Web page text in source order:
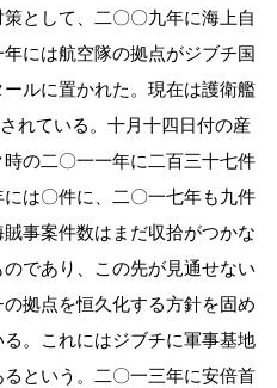
として、二〇〇九年に海上自
には航空隊の拠点がジブチ国
ルに置かれた。現在は護衛艦
れている。十月十四日付の産
の二〇一一年に二百三十七件
は〇件に、二〇一七年も九件
事案件数はまだ収拾がつかな
であり、この先が見通せない
拠点を恒久化する方針を固め
。これにはジブチに軍事基地
という。二〇一三年に安倍首